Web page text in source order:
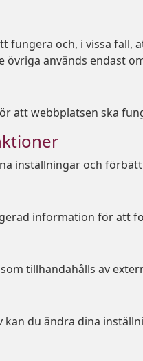
fungera och, i vissa
övriga används endast
att webbplatsen ska
inställningar och
information för att
tillhandahålls av
du ändra dina